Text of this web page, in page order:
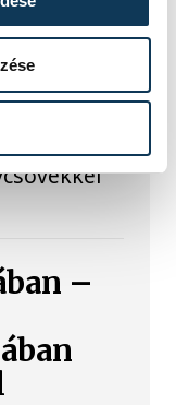
le kedden
körül
a SpaceX
felső
látni, a
–